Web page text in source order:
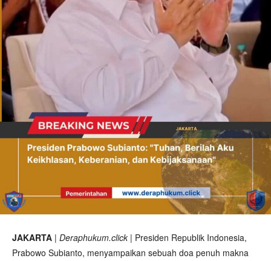
JAKARTA | Deraphukum.click | Presiden Republik Indonesia,
Prabowo Subianto, menyampaikan sebuah doa penuh makna